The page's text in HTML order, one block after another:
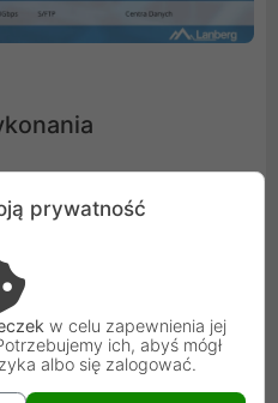
prywatność
w celu zapewnienia jej
ich, abyś mógł
albo się zalogować.